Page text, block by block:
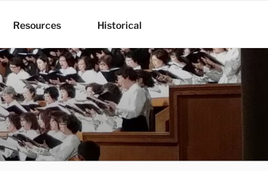
Resources Historical